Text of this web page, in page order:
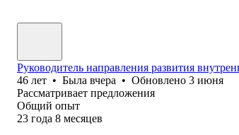
Руководитель направления развития
46 лет • Была вчера • Обновлено 3 июня
Рассматривает предложения
Общий опыт
23 года 8 месяцев